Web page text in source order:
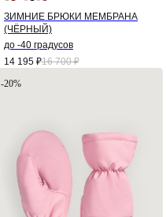
ЗИМНИЕ БРЮКИ МЕМБРАНА
(ЧЁРНЫЙ)
до -40 градусов
14 195 ₽16 700 ₽
-20%